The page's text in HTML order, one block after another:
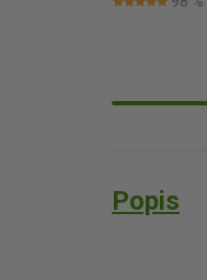
Popis